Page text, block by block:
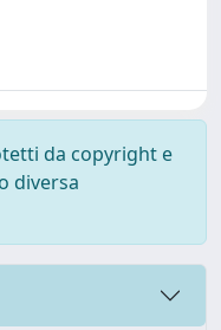
da copyright e
diversa